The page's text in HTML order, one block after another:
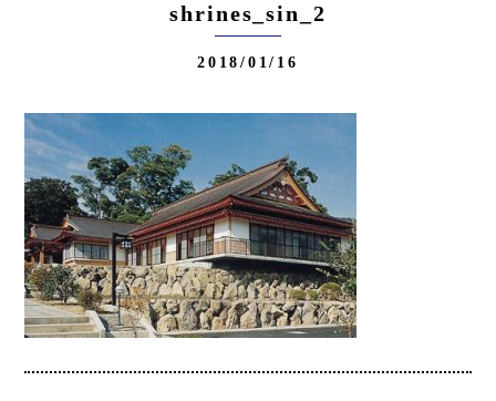
shrines_sin_2
2018/01/16